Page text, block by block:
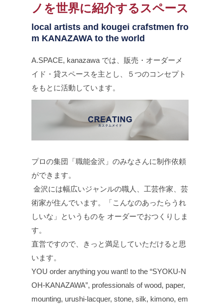
ノを世界に紹介するスペース
local artists and kougei crafstmen fro
m KANAZAWA to the world
A.SPACE, kanazawa では、販売・オーダーメ
イド・貸スペースを主とし、５つのコンセプト
をもとに活動しています。
プロの集団「職能金沢」のみなさんに制作依頼
ができます。
金沢には幅広いジャンルの職人、工芸作家、芸
術家が住んでいます。「こんなのあったらうれ
しいな」というものを オーダーでおつくりしま
す。
直営ですので、きっと満足していただけると思
います。
YOU order anything you want! to the “SYOKU-N
OH-KANAZAWA”, professionals of wood, paper,
mounting, urushi-lacquer, stone, silk, kimono, em